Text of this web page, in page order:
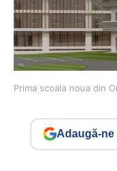
Prima scoala noua din
Adaugă-ne